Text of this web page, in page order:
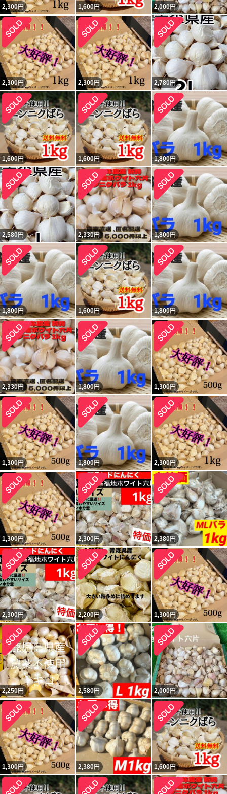
2,300円 1,600円 2,000円
2,300円 2,300円 2,780円
1,600円 1,600円 1,800円
2,580円 2,330円 1,800円
1,800円 1,600円 1,800円
2,330円 1,800円 1,300円
1,300円 1,800円 2,300円
1,300円 2,300円 2,380円
2,300円 2,200円 1,300円
2,250円 2,580円 2,000円
1,300円 2,380円 1,600円